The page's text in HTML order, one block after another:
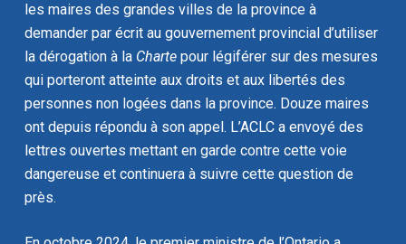
les maires des grandes villes de la province à
demander par écrit au gouvernement provincial d’utiliser
la dérogation à la Chartepour légiférer sur des mesures
qui porteront atteinte aux droits et aux libertés des
personnes non logées dans la province. Douze maires
ont depuis répondu à son appel. L’ACLC a envoyé des
lettres ouvertes mettant en garde contre cette voie
dangereuse et continuera à suivre cette question de
près.